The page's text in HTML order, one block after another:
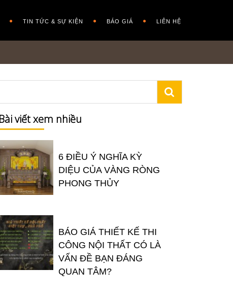
TIN TỨC & SỰ KIỆN BÁO GIÁ LIÊN HỆ
viết xem nhiều
6 ĐIỀU Ý NGHĨA KỲ
DIỆU CỦA VÀNG RÒNG
PHONG THỦY
BÁO GIÁ THIẾT KẾ THI
CÔNG NỘI THẤT CÓ LÀ
VẤN ĐỀ BẠN ĐÁNG
QUAN TÂM?